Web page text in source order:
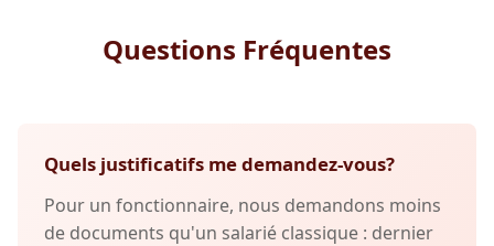
Questions Fréquentes
Quels justificatifs me demandez-vous?
Pour un fonctionnaire, nous demandons moins
de documents qu'un salarié classique : dernier